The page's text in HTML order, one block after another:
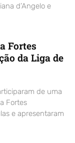
d’Angelo e
Fortes
da Liga de
de uma
Fortes
e apresentaram